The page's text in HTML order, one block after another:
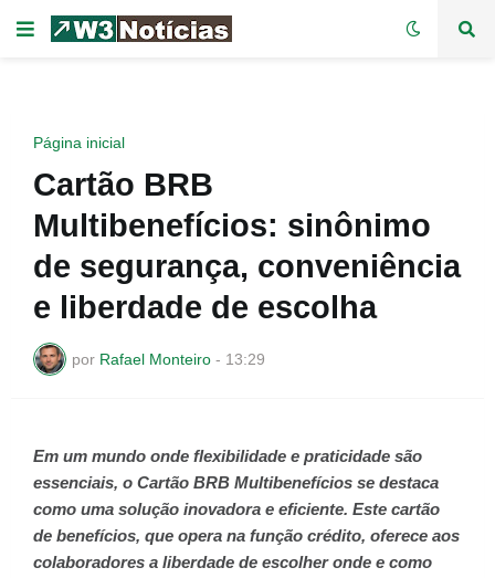
Página inicial
Cartão BRB
Multibenefícios: sinônimo
de segurança, conveniência
e liberdade de escolha
por Rafael Monteiro - 13:29
Em um mundo onde flexibilidade e praticidade são
essenciais, o Cartão BRB Multibenefícios se destaca
como uma solução inovadora e eficiente. Este cartão
de benefícios, que opera na função crédito, oferece aos
colaboradores a liberdade de escolher onde e como